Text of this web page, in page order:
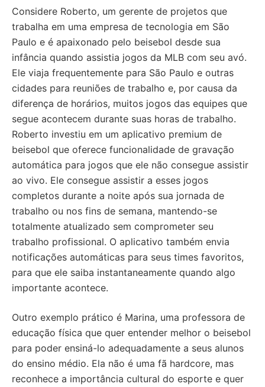
Considere Roberto, um gerente de projetos que
trabalha em uma empresa de tecnologia em São
Paulo e é apaixonado pelo beisebol desde sua
infância quando assistia jogos da MLB com seu avó.
Ele viaja frequentemente para São Paulo e outras
cidades para reuniões de trabalho e, por causa da
diferença de horários, muitos jogos das equipes que
segue acontecem durante suas horas de trabalho.
Roberto investiu em um aplicativo premium de
beisebol que oferece funcionalidade de gravação
automática para jogos que ele não consegue assistir
ao vivo. Ele consegue assistir a esses jogos
completos durante a noite após sua jornada de
trabalho ou nos fins de semana, mantendo-se
totalmente atualizado sem comprometer seu
trabalho profissional. O aplicativo também envia
notificações automáticas para seus times favoritos,
para que ele saiba instantaneamente quando algo
importante acontece.
Outro exemplo prático é Marina, uma professora de
educação física que quer entender melhor o beisebol
para poder ensiná-lo adequadamente a seus alunos
do ensino médio. Ela não é uma fã hardcore, mas
reconhece a importância cultural do esporte e quer